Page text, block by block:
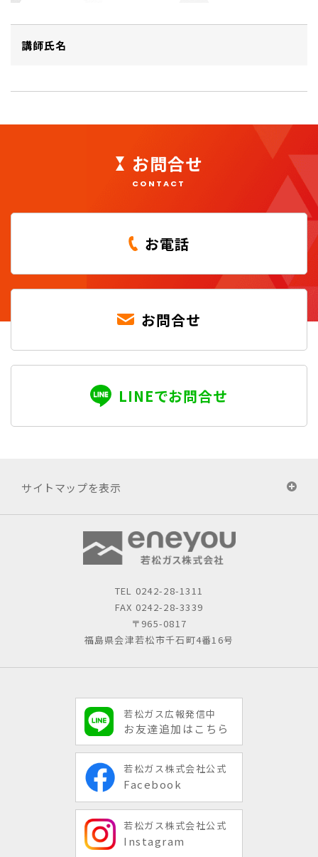
講師氏名
お問合せ
CONTACT
お電話
お問合せ
LINEでお問合せ
サイトマップを表示
TEL 0242-28-1311
FAX 0242-28-3339
〒965-0817
福島県会津若松市千石町4番16号
若松ガス広報発信中
お友達追加はこちら
若松ガス株式会社公式
Facebook
若松ガス株式会社公式
Instagram